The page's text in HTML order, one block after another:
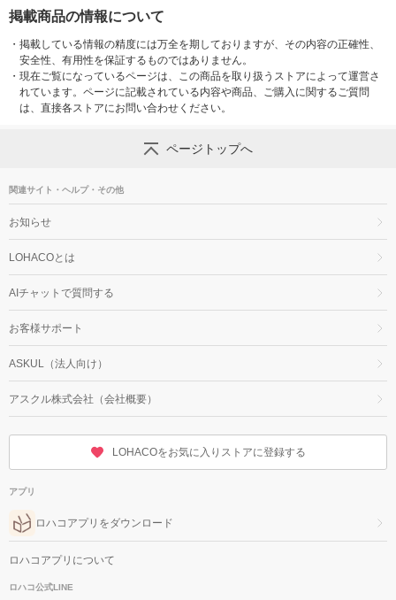
掲載商品の情報について
・ 掲載している情報の精度には万全を期しておりますが、その内容の正確性、
安全性、有用性を保証するものではありません。
・ 現在ご覧になっているページは、この商品を取り扱うストアによって運営さ
れています。ページに記載されている内容や商品、ご購入に関するご質問
は、直接各ストアにお問い合わせください。
ページトップへ
関連サイト・ヘルプ・その他
お知らせ
LOHACOとは
AIチャットで質問する
お客様サポート
ASKUL（法人向け）
アスクル株式会社（会社概要）
LOHACOをお気に入りストアに登録する
アプリ
ロハコアプリをダウンロード
ロハコアプリについて
ロハコ公式LINE